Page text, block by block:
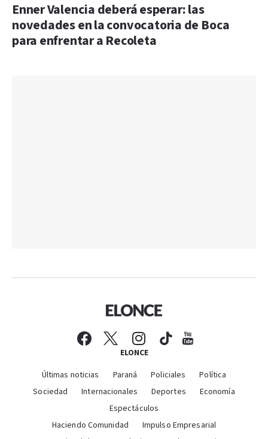
Enner Valencia deberá esperar: las
novedades en la convocatoria de Boca
para enfrentar a Recoleta
ELONCE
Últimas noticias Paraná Policiales
Política
Sociedad
Internacionales Deportes
Economía
Espectáculos
Haciendo Comunidad
Impulso Empresarial